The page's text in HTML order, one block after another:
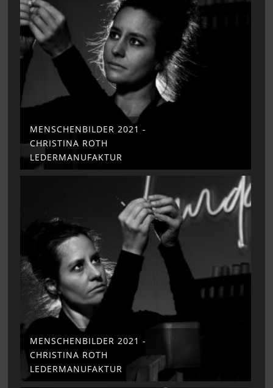
MENSCHENBILDER 2021 -
CHRISTINA ROTH
LEDERMANUFAKTUR
MENSCHENBILDER 2021 -
CHRISTINA ROTH
LEDERMANUFAKTUR